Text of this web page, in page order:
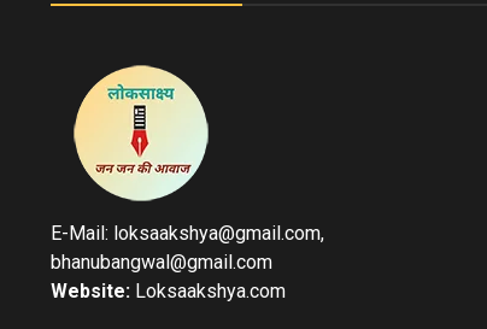
E-Mail: loksaakshya@gmail.com,
bhanubangwal@gmail.com
Website: Loksaakshya.com